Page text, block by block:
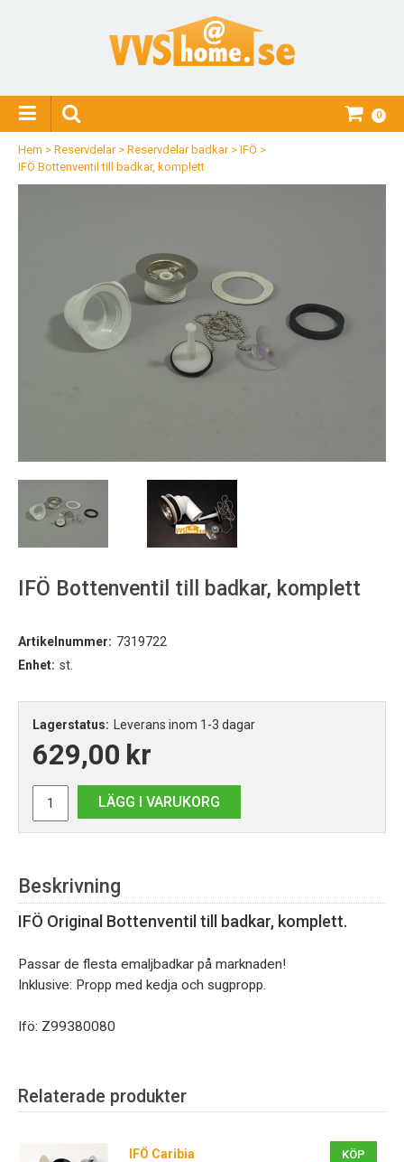
0
Hem > Reservdelar> Reservdelar badkar> IFÖ >
IFÖ Bottenventil till badkar, komplett
IFÖ Bottenventil till badkar, komplett
Artikelnummer: 7319722
Enhet: st.
Lagerstatus: Leverans inom 1-3 dagar
629,00 kr
LÄGG I VARUKORG
Beskrivning
IFÖ Original Bottenventil till badkar, komplett.
Passar de flesta emaljbadkar på marknaden!
Inklusive: Propp med kedja och sugpropp.
Ifö: Z99380080
Relaterade produkter
IFÖ Caribia
KÖP